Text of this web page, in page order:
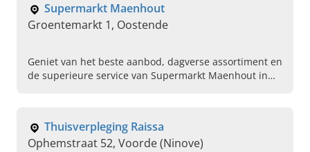
Supermarkt Maenhout
Groentemarkt 1, Oostende
Geniet van het beste aanbod, dagverse assortiment en
de superieure service van Supermarkt Maenhout in
Thuisverpleging Raissa
Ophemstraat 52, Voorde (Ninove)